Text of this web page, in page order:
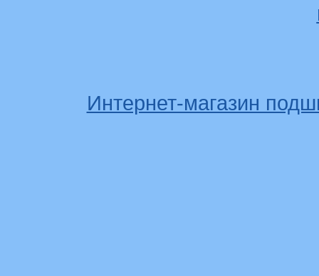
Интернет-магазин